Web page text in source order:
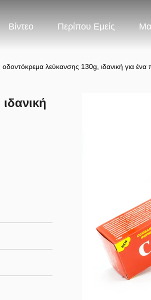
Βίντεο Περίπου Εμείς
οδοντόκρεμα λεύκανσης 130g, ιδανική για